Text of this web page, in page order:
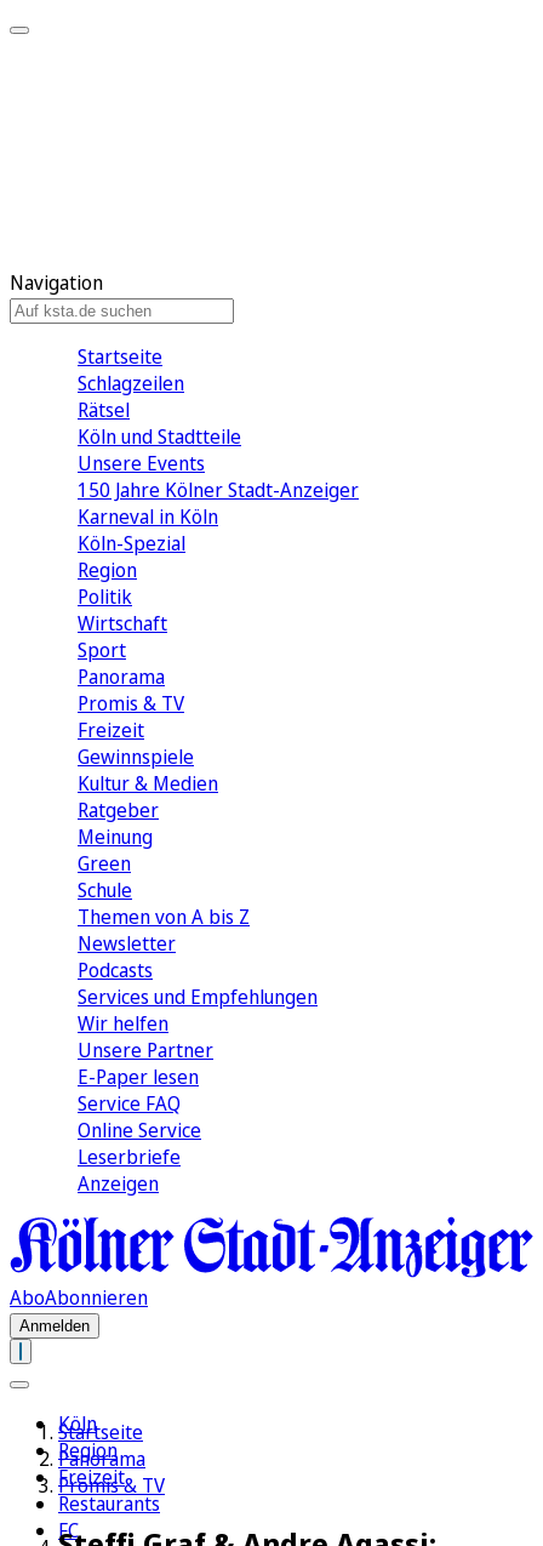
Navigation
Startseite
Schlagzeilen
Rätsel
Köln und Stadtteile
Unsere Events
150 Jahre Kölner Stadt-Anzeiger
Karneval in Köln
Köln-Spezial
Region
Politik
Wirtschaft
Sport
Panorama
Promis & TV
Freizeit
Gewinnspiele
Kultur & Medien
Ratgeber
Meinung
Green
Schule
Themen von A bis Z
Newsletter
Podcasts
Services und Empfehlungen
Wir helfen
Unsere Partner
E-Paper lesen
Service FAQ
Online Service
Leserbriefe
Anzeigen
AboAbonnieren
Anmelden
Köln
Region
Freizeit
Restaurants
FC
Startseite
Panorama
Promis & TV